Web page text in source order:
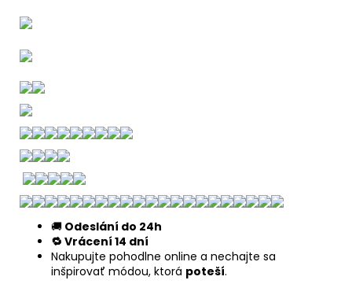
🚚 Odeslání do 24h
🔁 Vrácení 14 dní
Nakupujte pohodlne online a nechajte sa
inšpirovať módou, ktorá poteší.